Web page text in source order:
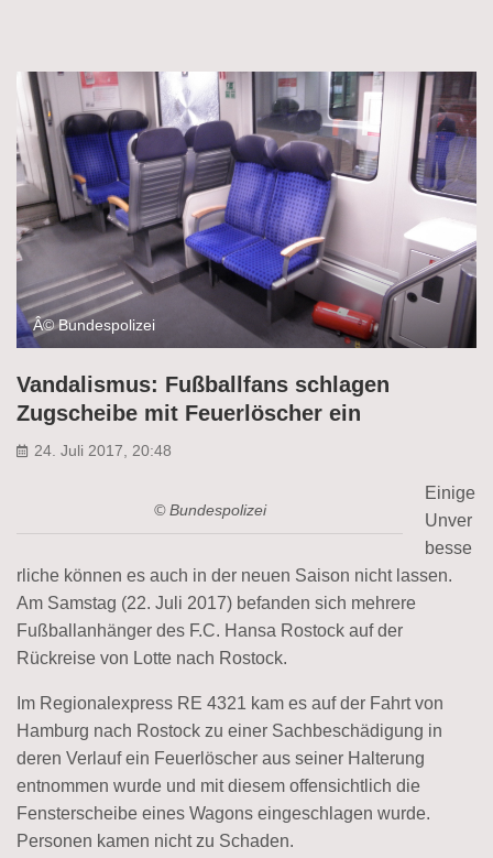
Â© Bundespolizei
Vandalismus: Fußballfans schlagen
Zugscheibe mit Feuerlöscher ein
24. Juli 2017, 20:48
© Bundespolizei
Einige
Unver
besse
rliche können es auch in der neuen Saison nicht lassen.
Am Samstag (22. Juli 2017) befanden sich mehrere
Fußballanhänger des F.C. Hansa Rostock auf der
Rückreise von Lotte nach Rostock.
Im Regionalexpress RE 4321 kam es auf der Fahrt von
Hamburg nach Rostock zu einer Sachbeschädigung in
deren Verlauf ein Feuerlöscher aus seiner Halterung
entnommen wurde und mit diesem offensichtlich die
Fensterscheibe eines Wagons eingeschlagen wurde.
Personen kamen nicht zu Schaden.